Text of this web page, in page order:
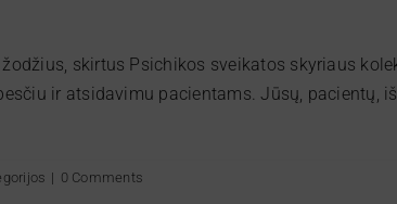
skirtus Psichikos sveikatos skyriaus
ir atsidavimu pacientams. Jūsų, pacientų,
| 0 Comments